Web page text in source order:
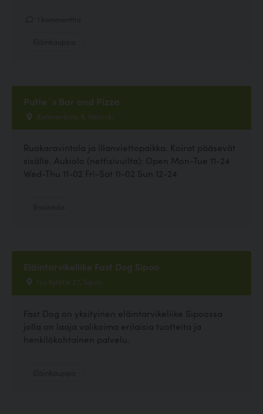
Putte´s Bar and Pizza
Kalevankatu 6, Helsinki
Ruokaravintola ja illanviettopaikka. Koirat pääsevät
sisälle. Aukiolo (nettisivuilta): Open Mon-Tue 11-24
Wed-Thu 11-02 Fri-Sat 11-02 Sun 12-24
Eläintarvikeliike Fast Dog Sipoo
Iso Kylätie 27, Sipoo
Fast Dog on yksityinen eläintarvikeliike Sipoossa
jolla on laaja valikoima erilaisia tuotteita ja
henkilökohtainen palvelu.